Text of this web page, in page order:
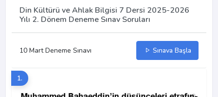
Din Kültürü ve Ahlak Bilgisi 7 Dersi 2025-2026
Yılı 2. Dönem Deneme Sınav Soruları
10 Mart Deneme Sınavı Sınava Başla
1.